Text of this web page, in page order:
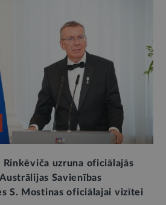
Rinkēviča uzruna oficiālajās
Savienības
S. Mostinas oficiālajai vizītei